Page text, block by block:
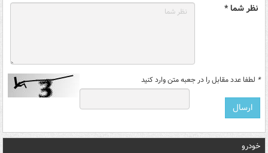
نظر شما *
* لطفا عدد مقابل را در جعبه متن وارد کنید
خودرو